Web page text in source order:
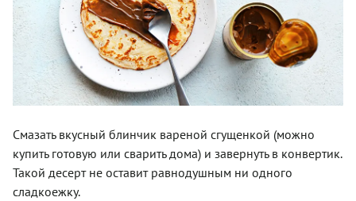
Смазать вкусный блинчик вареной сгущенкой (можно
купить готовую или сварить дома) и завернуть в конвертик.
Такой десерт не оставит равнодушным ни одного
сладкоежку.